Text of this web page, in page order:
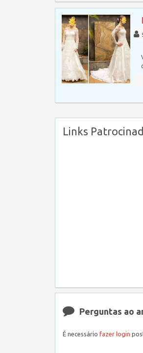
Links
Perguntas ao
É necessário fazer login